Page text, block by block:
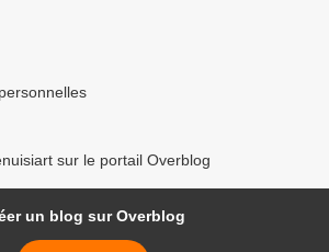
sur le portail Overblog
un blog sur Overblog